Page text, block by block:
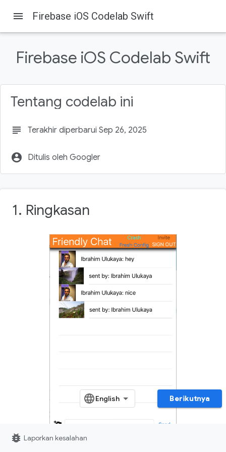
Firebase Firebase Codelabs
1. Ringkasan
3. Membangun aplikasi awal
4. Menyiapkan project Firebase
5. Mengidentifikasi Pengguna
menu Firebase iOS Codelab Swift
Firebase iOS Codelab Swift
Tentang codelab ini
subject Terakhir diperbarui Sep 26, 2025
account_circle Ditulis oleh Googler
1. Ringkasan
Berikutnya
bug_report Laporkan kesalahan